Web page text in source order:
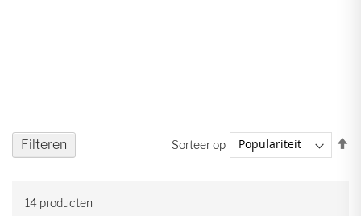
14 producten
Sorteer op
Filteren